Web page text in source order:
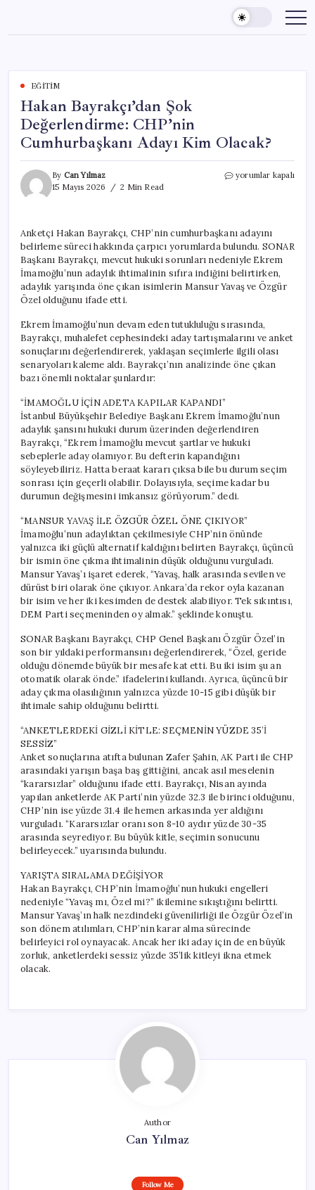
content
EĞITIM
Hakan Bayrakçı’dan Şok
Değerlendirme: CHP’nin
Cumhurbaşkanı Adayı Kim Olacak?
By Can Yılmaz
15 Mayıs 2026
2 Min Read
Hakan
Cumhurbaşkanı
Adayı
Kim
Olacak?
yorumlar kapalı
Anketçi Hakan Bayrakçı, CHP’nin cumhurbaşkanı adayını
belirleme süreci hakkında çarpıcı yorumlarda bulundu. SONAR
Başkanı Bayrakçı, mevcut hukuki sorunları nedeniyle Ekrem
İmamoğlu’nun adaylık ihtimalinin sıfıra indiğini belirtirken,
adaylık yarışında öne çıkan isimlerin Mansur Yavaş ve Özgür
Özel olduğunu ifade etti.
Ekrem İmamoğlu’nun devam eden tutukluluğu sırasında,
Bayrakçı, muhalefet cephesindeki aday tartışmalarını ve anket
sonuçlarını değerlendirerek, yaklaşan seçimlerle ilgili olası
senaryoları kaleme aldı. Bayrakçı’nın analizinde öne çıkan
bazı önemli noktalar şunlardır:
“İMAMOĞLU İÇİN ADETA KAPILAR KAPANDI”
İstanbul Büyükşehir Belediye Başkanı Ekrem İmamoğlu’nun
adaylık şansını hukuki durum üzerinden değerlendiren
Bayrakçı, “Ekrem İmamoğlu mevcut şartlar ve hukuki
sebeplerle aday olamıyor. Bu defterin kapandığını
söyleyebiliriz. Hatta beraat kararı çıksa bile bu durum seçim
sonrası için geçerli olabilir. Dolayısıyla, seçime kadar bu
durumun değişmesini imkansız görüyorum.” dedi.
“MANSUR YAVAŞ İLE ÖZGÜR ÖZEL ÖNE ÇIKIYOR”
İmamoğlu’nun adaylıktan çekilmesiyle CHP’nin önünde
yalnızca iki güçlü alternatif kaldığını belirten Bayrakçı, üçüncü
bir ismin öne çıkma ihtimalinin düşük olduğunu vurguladı.
Mansur Yavaş’ı işaret ederek, “Yavaş, halk arasında sevilen ve
dürüst biri olarak öne çıkıyor. Ankara’da rekor oyla kazanan
bir isim ve her iki kesimden de destek alabiliyor. Tek sıkıntısı,
DEM Parti seçmeninden oy almak.” şeklinde konuştu.
SONAR Başkanı Bayrakçı, CHP Genel Başkanı Özgür Özel’in
son bir yıldaki performansını değerlendirerek, “Özel, geride
olduğu dönemde büyük bir mesafe kat etti. Bu iki isim şu an
otomatik olarak önde.” ifadelerini kullandı. Ayrıca, üçüncü bir
aday çıkma olasılığının yalnızca yüzde 10-15 gibi düşük bir
ihtimale sahip olduğunu belirtti.
“ANKETLERDEKİ GİZLİ KİTLE: SEÇMENİN YÜZDE 35’İ
SESSİZ”
Anket sonuçlarına atıfta bulunan Zafer Şahin, AK Parti ile CHP
arasındaki yarışın başa baş gittiğini, ancak asıl meselenin
“kararsızlar” olduğunu ifade etti. Bayrakçı, Nisan ayında
yapılan anketlerde AK Parti’nin yüzde 32.3 ile birinci olduğunu,
CHP’nin ise yüzde 31.4 ile hemen arkasında yer aldığını
vurguladı. “Kararsızlar oranı son 8-10 aydır yüzde 30-35
arasında seyrediyor. Bu büyük kitle, seçimin sonucunu
belirleyecek.” uyarısında bulundu.
YARIŞTA SIRALAMA DEĞİŞİYOR
Hakan Bayrakçı, CHP’nin İmamoğlu’nun hukuki engelleri
nedeniyle “Yavaş mı, Özel mi?” ikilemine sıkıştığını belirtti.
Mansur Yavaş’ın halk nezdindeki güvenilirliği ile Özgür Özel’in
son dönem atılımları, CHP’nin karar alma sürecinde
belirleyici rol oynayacak. Ancak her iki aday için de en büyük
zorluk, anketlerdeki sessiz yüzde 35’lik kitleyi ikna etmek
olacak.
Author
Can Yılmaz
Follow Me